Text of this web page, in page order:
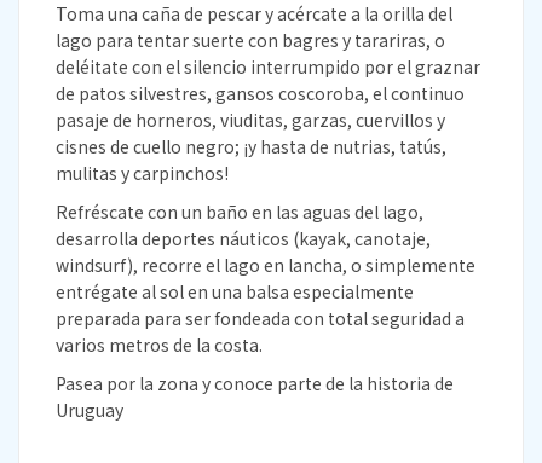
Toma una caña de pescar y acércate a la orilla del
lago para tentar suerte con bagres y tarariras, o
deléitate con el silencio interrumpido por el graznar
de patos silvestres, gansos coscoroba, el continuo
pasaje de horneros, viuditas, garzas, cuervillos y
cisnes de cuello negro; ¡y hasta de nutrias, tatús,
mulitas y carpinchos!
Refréscate con un baño en las aguas del lago,
desarrolla deportes náuticos (kayak, canotaje,
windsurf), recorre el lago en lancha, o simplemente
entrégate al sol en una balsa especialmente
preparada para ser fondeada con total seguridad a
varios metros de la costa.
Pasea por la zona y conoce parte de la historia de
Uruguay